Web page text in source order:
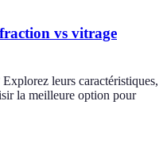
vs vitrage
leurs caractéristiques,
la meilleure option pour